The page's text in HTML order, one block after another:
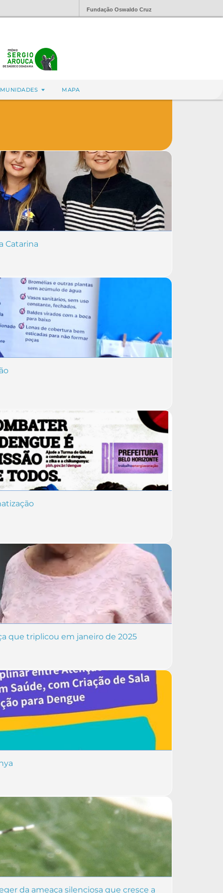
Fundação Oswaldo Cruz
MAPA
Catarina
que triplicou em janeiro de 2025
da ameaça silenciosa que cresce a